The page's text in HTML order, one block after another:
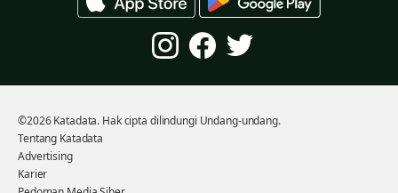
Tentang Katadata
Advertising
Karier
©2026 Katadata. Hak cipta dilindungi Undang-undang.